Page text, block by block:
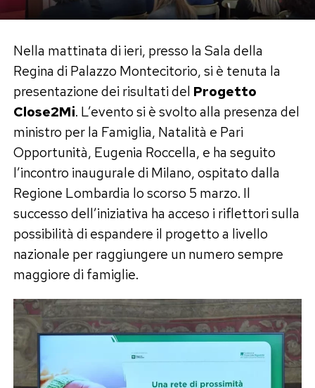
Nella mattinata di ieri, presso la Sala della
Regina di Palazzo Montecitorio, si è tenuta la
presentazione dei risultati del Progetto
Close2Mi. L’evento si è svolto alla presenza del
ministro per la Famiglia, Natalità e Pari
Opportunità, Eugenia Roccella, e ha seguito
l’incontro inaugurale di Milano, ospitato dalla
Regione Lombardia lo scorso 5 marzo. Il
successo dell’iniziativa ha acceso i riflettori sulla
possibilità di espandere il progetto a livello
nazionale per raggiungere un numero sempre
maggiore di famiglie.